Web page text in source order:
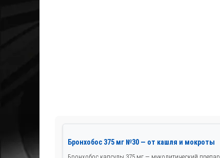
Бронхобос 375 мг №30 — от кашля и мокроты